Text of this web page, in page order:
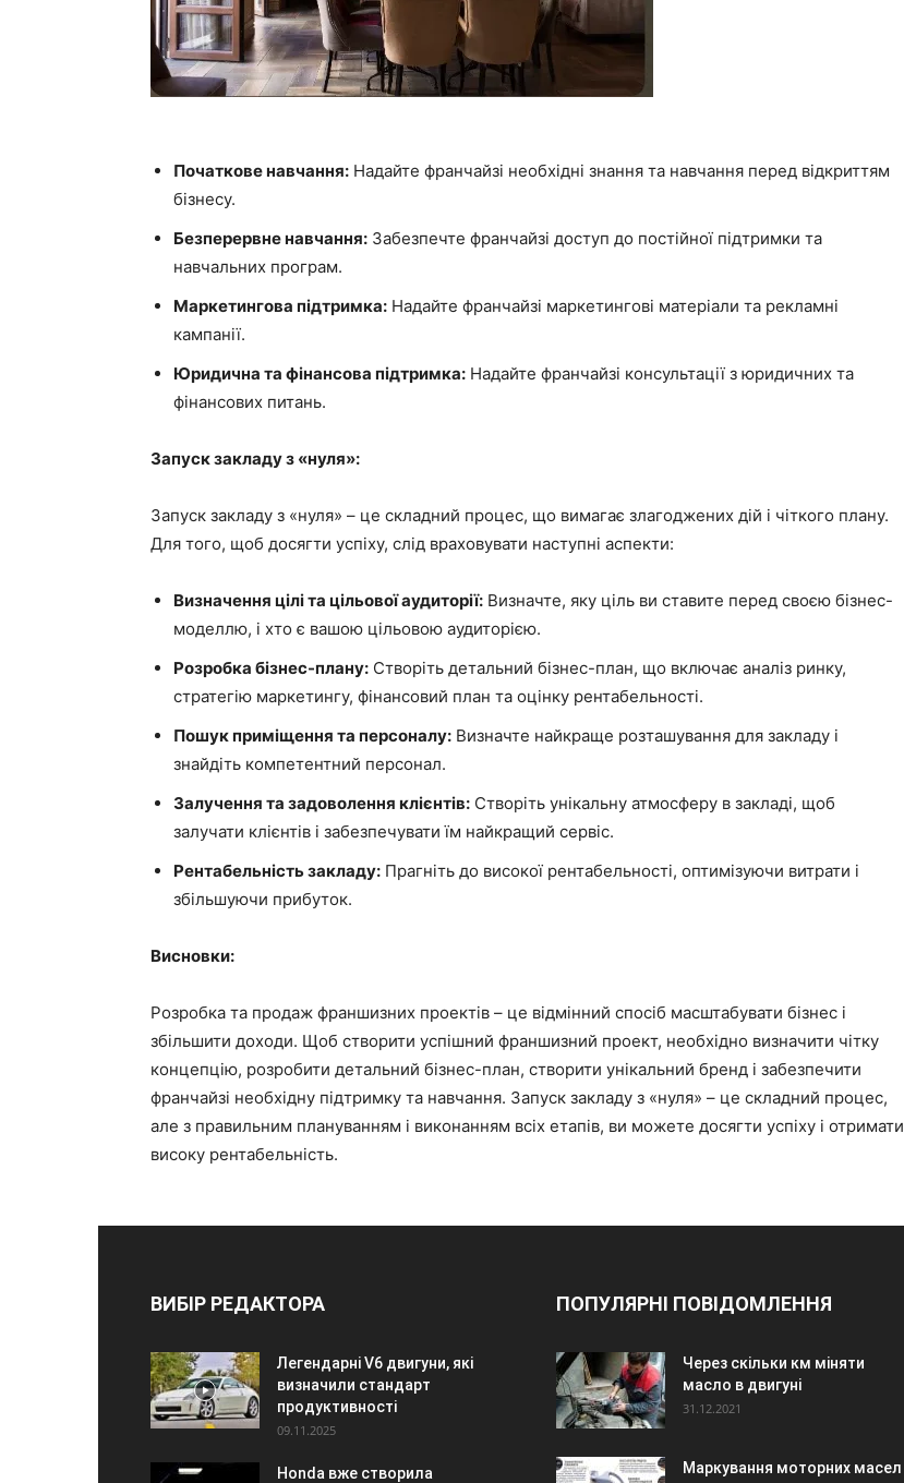
Початкове навчання: Надайте франчайзі необхідні знання та навчання перед відкриттям
бізнесу.
Безперервне навчання: Забезпечте франчайзі доступ до постійної підтримки та
навчальних програм.
Маркетингова підтримка: Надайте франчайзі маркетингові матеріали та рекламні
кампанії.
Юридична та фінансова підтримка: Надайте франчайзі консультації з юридичних та
фінансових питань.
Запуск закладу з «нуля»:
Запуск закладу з «нуля» – це складний процес, що вимагає злагоджених дій і чіткого плану.
Для того, щоб досягти успіху, слід враховувати наступні аспекти:
Визначення цілі та цільової аудиторії: Визначте, яку ціль ви ставите перед своєю бізнес-
моделлю, і хто є вашою цільовою аудиторією.
Розробка бізнес-плану: Створіть детальний бізнес-план, що включає аналіз ринку,
стратегію маркетингу, фінансовий план та оцінку рентабельності.
Пошук приміщення та персоналу: Визначте найкраще розташування для закладу і
знайдіть компетентний персонал.
Залучення та задоволення клієнтів: Створіть унікальну атмосферу в закладі, щоб
залучати клієнтів і забезпечувати їм найкращий сервіс.
Рентабельність закладу: Прагніть до високої рентабельності, оптимізуючи витрати і
збільшуючи прибуток.
Висновки:
Розробка та продаж франшизних проектів – це відмінний спосіб масштабувати бізнес і
збільшити доходи. Щоб створити успішний франшизний проект, необхідно визначити чітку
концепцію, розробити детальний бізнес-план, створити унікальний бренд і забезпечити
франчайзі необхідну підтримку та навчання. Запуск закладу з «нуля» – це складний процес,
але з правильним плануванням і виконанням всіх етапів, ви можете досягти успіху і отримати
високу рентабельність.
ВИБІР РЕДАКТОРА
Легендарні V6 двигуни, які
визначили стандарт
продуктивності
09.11.2025
Honda вже створила
ПОПУЛЯРНІ ПОВІДОМЛЕННЯ
Через скільки км міняти
масло в двигуні
31.12.2021
Маркування моторних масел